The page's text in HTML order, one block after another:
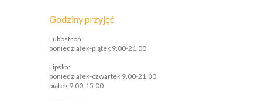
Godziny przyjęć
Lubostroń:
poniedziałek-piątek 9.00-21.00
Lipska:
poniedziałek-czwartek 9.00-21.00
piątek 9.00-15.00